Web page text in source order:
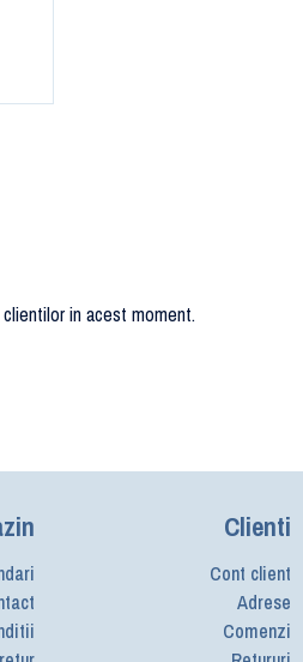
in acest moment.
Clienti
Cont client
Adrese
Comenzi